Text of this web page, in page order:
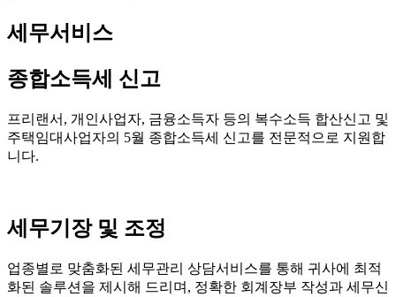
세무서비스
종합소득세 신고
프리랜서, 개인사업자, 금융소득자 등의 복수소득 합산신고 및
주택임대사업자의 5월 종합소득세 신고를 전문적으로 지원합
니다.
세무기장 및 조정
업종별로 맞춤화된 세무관리 상담서비스를 통해 귀사에 최적
화된 솔루션을 제시해 드리며, 정확한 회계장부 작성과 세무신